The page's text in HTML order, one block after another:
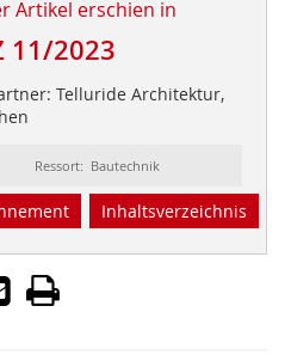
Artikel erschien in
11/2023
Telluride Architektur,
Ressort: Bautechnik
Inhaltsverzeichnis